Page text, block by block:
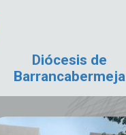
Diócesis de
Barrancabermeja